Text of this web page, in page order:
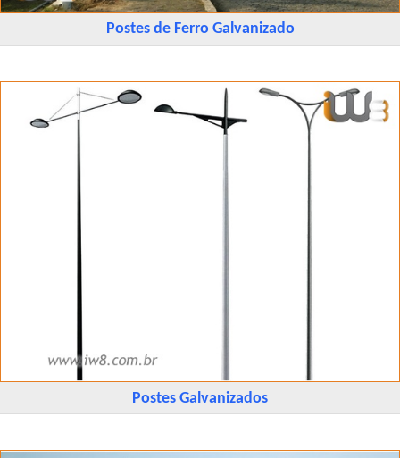
Postes de Ferro Galvanizado
Postes Galvanizados